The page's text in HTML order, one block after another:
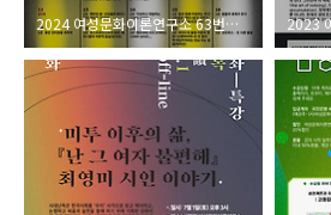
2024 여성문화이론연구소 63번째 겨울강좌